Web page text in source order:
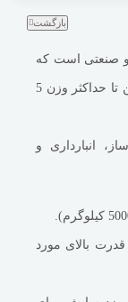
یا پایه‌های
صنعتی.
بازگشت
و صنعتی است که
برای بلند کردن و جابجایی بارهای بسیار سنگین تا حداکثر وزن 5
انبارداری و
بالای مورد